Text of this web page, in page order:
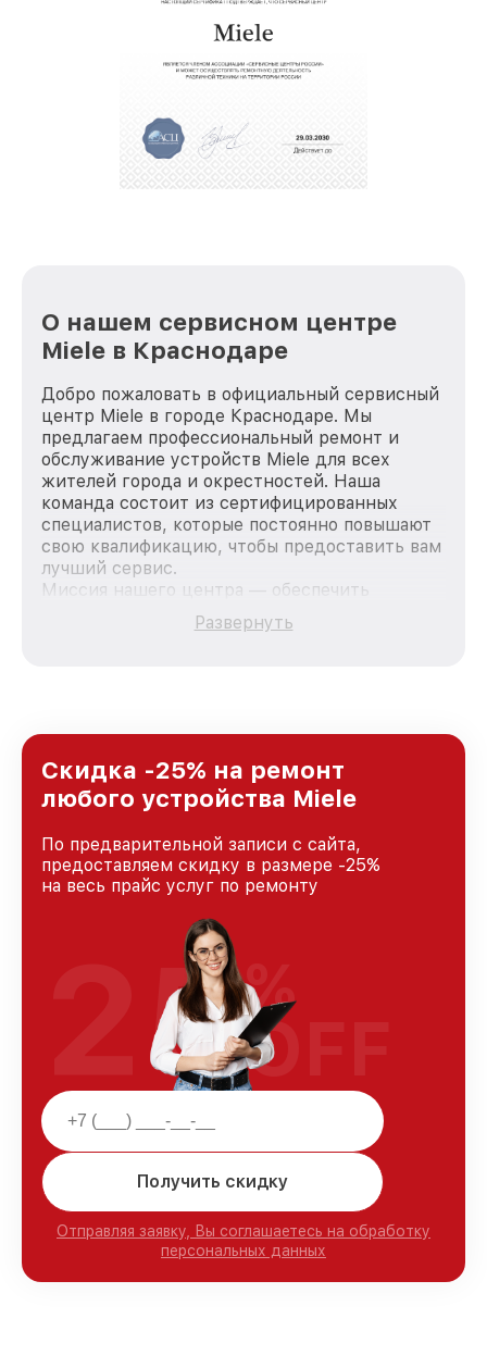
О нашем сервисном центре
Miele в Краснодаре
Добро пожаловать в официальный сервисный
центр Miele в городе Краснодаре. Мы
предлагаем профессиональный ремонт и
обслуживание устройств Miele для всех
жителей города и окрестностей. Наша
команда состоит из сертифицированных
специалистов, которые постоянно повышают
свою квалификацию, чтобы предоставить вам
лучший сервис.
Миссия нашего центра — обеспечить
качественный и доступный ремонт для
каждого пользователя продукции Miele, вне
Краснодаре, постоянно повышая уровень
доверия и лояльности наших клиентов.
Развернуть
Скидка -25% на ремонт
любого устройства Miele
По предварительной записи с сайта,
предоставляем скидку в размере -25%
на весь прайс услуг по ремонту
Получить скидку
Отправляя заявку, Вы соглашаетесь на обработку
персональных данных
25%
OFF